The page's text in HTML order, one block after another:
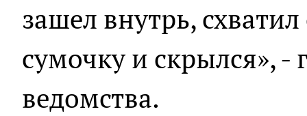
зашел внутрь,
сумочку и скрылся»,
ведомства.